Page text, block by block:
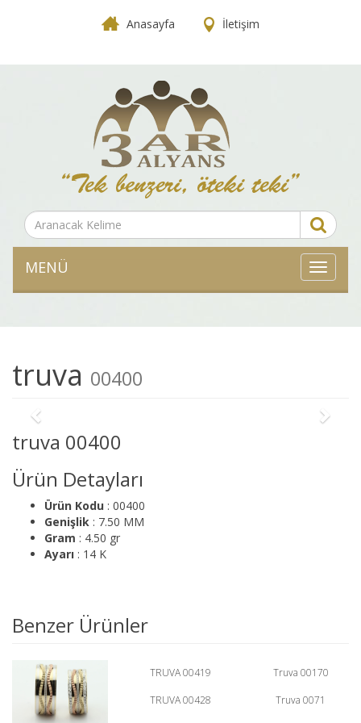
Anasayfa İletişim
MENÜ
MENÜ
truva 00400
truva 00400
Ürün Detayları
Ürün Kodu : 00400
Genişlik : 7.50 MM
Gram : 4.50 gr
Ayarı : 14 K
Benzer Ürünler
TRUVA 00419
Truva 00170
TRUVA 00428
Truva 0071